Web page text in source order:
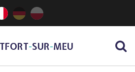
-SUR-MEU